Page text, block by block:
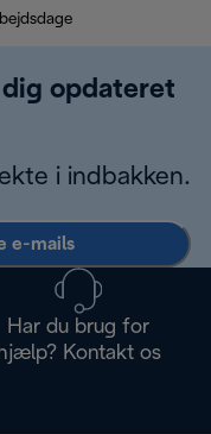
opdateret
i indbakken.
e-mails
Har du brug for
Kontakt os